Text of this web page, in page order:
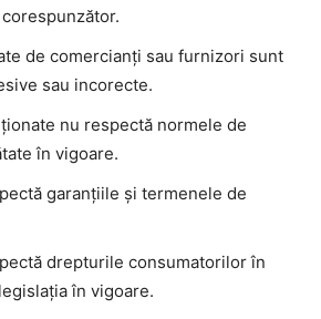
de comercianți sau furnizori sunt
sau incorecte.
nu respectă normele de
în vigoare.
garanțiile și termenele de
drepturile consumatorilor în
în vigoare.